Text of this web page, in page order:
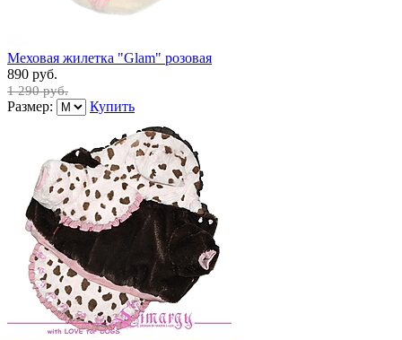
Меховая жилетка "Glam" розовая
890 руб.
1 290 руб.
Размер: Купить